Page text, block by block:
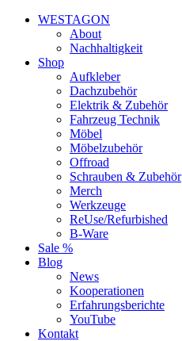
WESTAGON
About
Nachhaltigkeit
Shop
Aufkleber
Dachzubehör
Elektrik & Zubehör
Fahrzeug Technik
Möbel
Möbelzubehör
Offroad
Schrauben & Zubehör
Merch
Werkzeuge
ReUse/Refurbished
B-Ware
Sale %
Blog
News
Kooperationen
Erfahrungsberichte
YouTube
Kontakt